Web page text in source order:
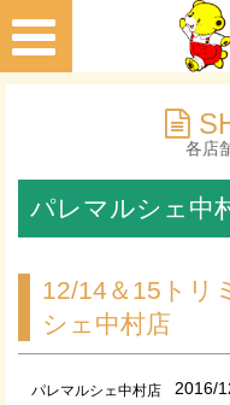
各店
パレマルシェ中
12/14＆15トリ
シェ中村店
パレマルシェ中村店 2016/